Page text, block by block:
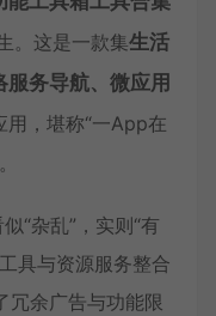
。这是一款集生活
务导航、微应用
用，堪称“一App在
“杂乱”，实则“有
具与资源服务整合
冗余广告与功能限